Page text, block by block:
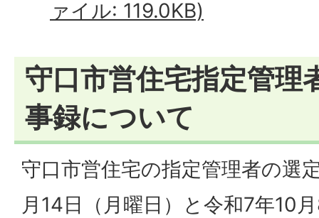
ァイル: 119.0KB)
守口市営住宅指定管理
事録について
守口市営住宅の指定管理者の選
月14日（月曜日）と令和7年10